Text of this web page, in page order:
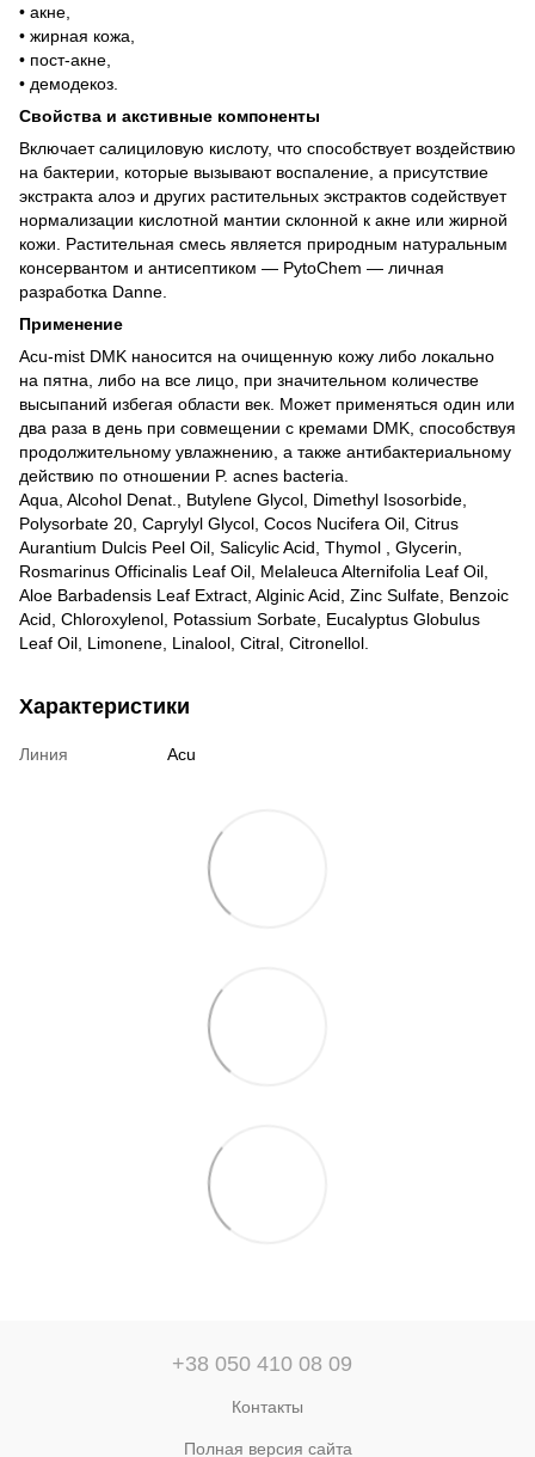
• акне,
• жирная кожа,
• пост-акне,
• демодекоз.
Свойства и акстивные компоненты
Включает салициловую кислоту, что способствует воздействию
на бактерии, которые вызывают воспаление, а присутствие
экстракта алоэ и других растительных экстрактов содействует
нормализации кислотной мантии склонной к акне или жирной
кожи. Растительная смесь является природным натуральным
консервантом и антисептиком — PytoChem — личная
разработка Danne.
Применение
Acu-mist DMK наносится на очищенную кожу либо локально
на пятна, либо на все лицо, при значительном количестве
высыпаний избегая области век. Может применяться один или
два раза в день при совмещении с кремами DMK, способствуя
продолжительному увлажнению, а также антибактериальному
действию по отношении P. acnes bacteria.
Aqua, Alcohol Denat., Butylene Glycol, Dimethyl Isosorbide,
Polysorbate 20, Caprylyl Glycol, Cocos Nucifera Oil, Citrus
Aurantium Dulcis Peel Oil, Salicylic Acid, Thymol , Glycerin,
Rosmarinus Officinalis Leaf Oil, Melaleuca Alternifolia Leaf Oil,
Aloe Barbadensis Leaf Extract, Alginic Acid, Zinc Sulfate, Benzoic
Acid, Chloroxylenol, Potassium Sorbate, Eucalyptus Globulus
Leaf Oil, Limonene, Linalool, Citral, Citronellol.
Характеристики
Линия Acu
+38 050 410 08 09
Контакты
Полная версия сайта